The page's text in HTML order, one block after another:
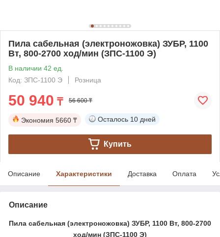
Пила сабельная (электроножовка) ЗУБР, 1100
Вт, 800-2700 ход/мин (ЗПС-1100 Э)
В наличии 42 ед.
Код: ЗПС-1100 Э
Розница
50 940 ₸ 56 600 ₸
Экономия 5660 ₸ Осталось 10 дней
Купить
Описание Характеристики Доставка Оплата
Описание
Пила сабельная (электроножовка) ЗУБР, 1100 Вт, 800-2700
ход/мин (ЗПС-1100 Э)